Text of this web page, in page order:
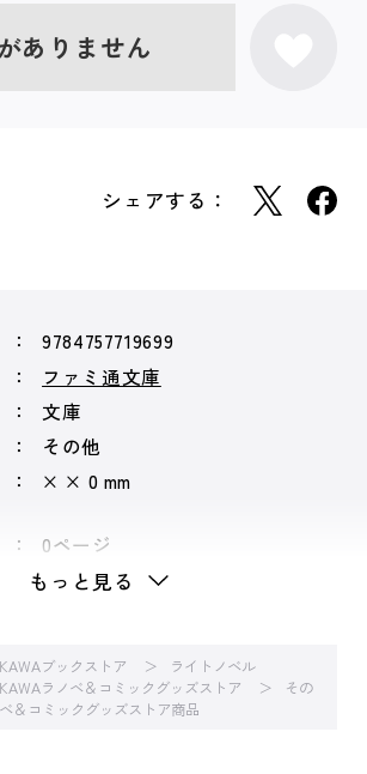
ありません
シェアする：
9784757719699
ファミ通文庫
文庫
その他
× × 0 mm
0ページ
もっと見る
ブックストア
ライトノベル
ラノベ＆コミックグッズストア
その
＆コミックグッズストア商品